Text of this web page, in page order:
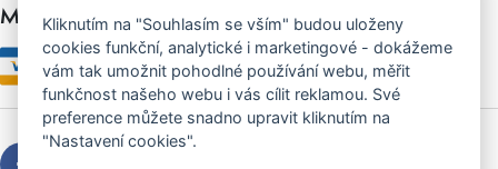
Možnosti platby
Kliknutím na "Souhlasím se vším" budou uloženy
cookies funkční, analytické i marketingové - dokážeme
vám tak umožnit pohodlné používání webu, měřit
funkčnost našeho webu i vás cílit reklamou. Své
preference můžete snadno upravit kliknutím na
"Nastavení cookies".